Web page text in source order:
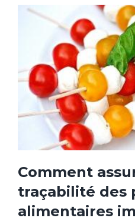
Comment
traçabilité des
alimentaires